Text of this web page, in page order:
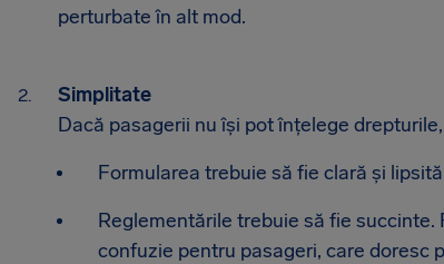
perturbate în alt mod.
Simplitate
Dacă pasagerii nu își pot înțelege
Formularea trebuie să fie clară și
Reglementările trebuie să fie
confuzie pentru pasageri, care doresc